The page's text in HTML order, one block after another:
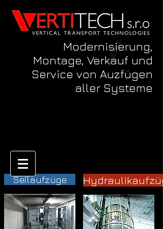
Modernisierung,
Montage, Verkauf und
Service von Auzfügen
aller Systeme
Seilaufzüge